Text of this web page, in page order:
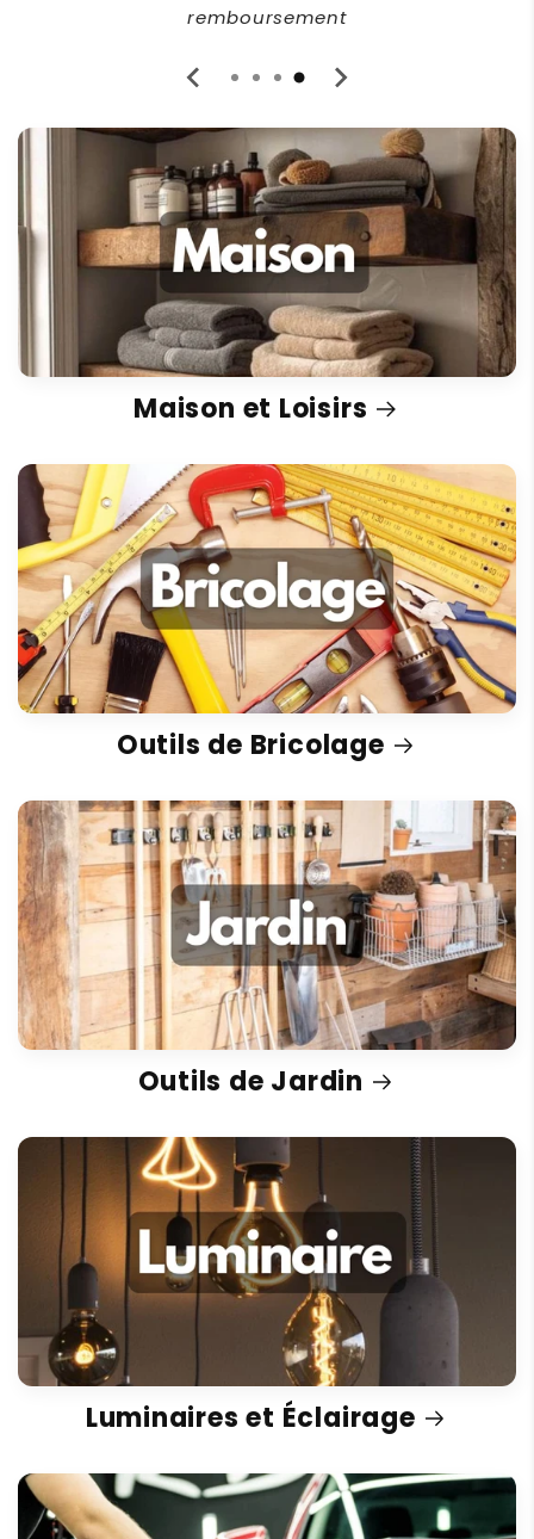
vous répondre !
Maison et Loisirs
Outils de Bricolage
Outils de Jardin
Luminaires et Éclairage